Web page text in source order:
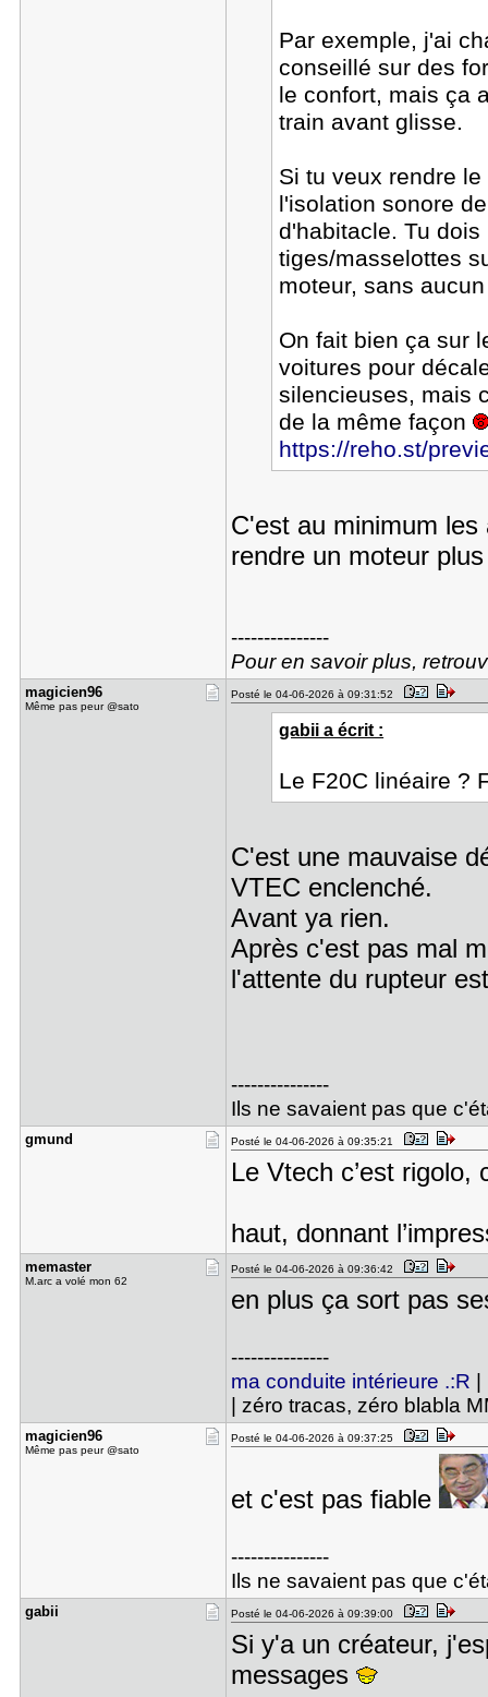
Par exemple, j'ai
conseillé sur des
le confort, mais ça
train avant glisse.
Si tu veux rendre
l'isolation sonore
d'habitacle. Tu
tiges/masselottes
moteur, sans
On fait bien ça sur
voitures pour
silencieuses, mais
de la même façon
https://reho.st/
C'est au minimum
rendre un moteur
---------------
Pour en savoir plus,
magicien96
Même pas peur @sato
Posté le 04-06-2026 à 09:31:52
gabii a écrit :
Le F20C linéaire ?
C'est une mauvaise
VTEC enclenché.
Avant ya rien.
Après c'est pas mal
l'attente du rupteur
---------------
Ils ne savaient pas que
gmund Posté le 04-06-2026 à 09:35:21
Le Vtech c’est rigolo,
haut, donnant
memaster
M.arc a volé mon 62
Posté le 04-06-2026 à 09:36:42
en plus ça sort pas
---------------
ma conduite intérieure .:R
| zéro tracas, zéro blabla
magicien96
Même pas peur @sato
Posté le 04-06-2026 à 09:37:25
et c'est pas fiable
---------------
Ils ne savaient pas que
gabii Posté le 04-06-2026 à 09:39:00
Si y'a un créateur,
messages